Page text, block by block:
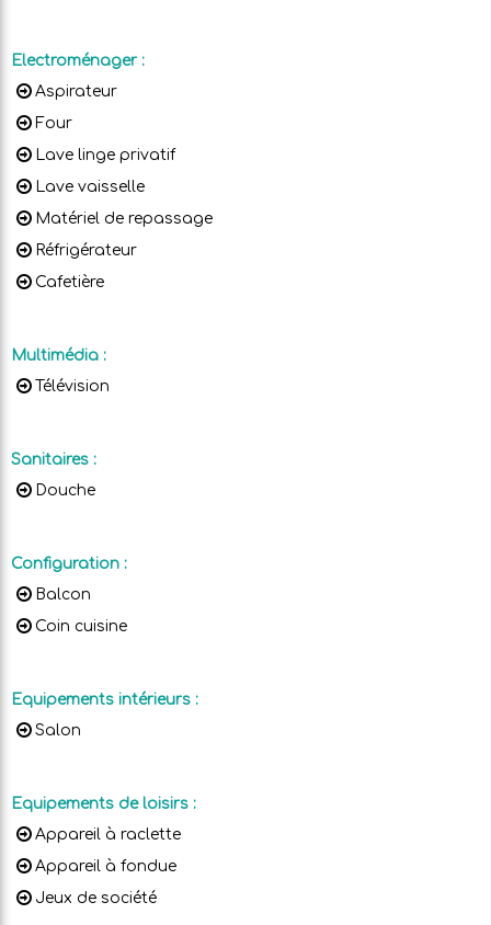
Electroménager :
Aspirateur
Four
Lave linge privatif
Lave vaisselle
Matériel de repassage
Réfrigérateur
Cafetière
Multimédia :
Télévision
Sanitaires :
Douche
Configuration :
Balcon
Coin cuisine
Equipements intérieurs :
Salon
Equipements de loisirs :
Appareil à raclette
Appareil à fondue
Jeux de société